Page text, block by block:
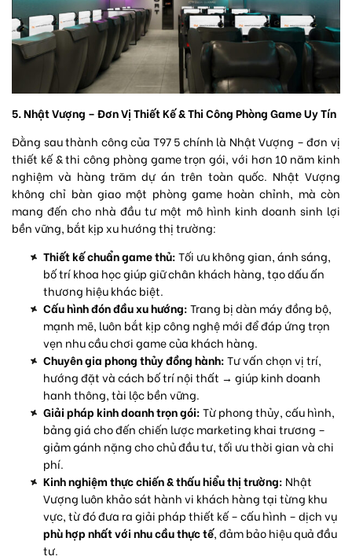
5. Nhật Vượng – Đơn Vị Thiết Kế & Thi Công Phòng Game Uy Tín
Đằng sau thành công của T97 5 chính là Nhật Vượng – đơn vị
thiết kế & thi công phòng game trọn gói, với hơn 10 năm kinh
nghiệm và hàng trăm dự án trên toàn quốc. Nhật Vượng
không chỉ bàn giao một phòng game hoàn chỉnh, mà còn
mang đến cho nhà đầu tư một mô hình kinh doanh sinh lợi
bền vững, bắt kịp xu hướng thị trường:
Thiết kế chuẩn game thủ:Tối ưu không gian, ánh sáng,
bố trí khoa học giúp giữ chân khách hàng, tạo dấu ấn
thương hiệu khác biệt.
Cấu hình đón đầu xu hướng:Trang bị dàn máy đồng bộ,
mạnh mẽ, luôn bắt kịp công nghệ mới để đáp ứng trọn
vẹn nhu cầu chơi game của khách hàng.
Chuyên gia phong thủy đồng hành:Tư vấn chọn vị trí,
hướng đặt và cách bố trí nội thất → giúp kinh doanh
hanh thông, tài lộc bền vững.
Giải pháp kinh doanh trọn gói:Từ phong thủy, cấu hình,
bảng giá cho đến chiến lược marketing khai trương –
giảm gánh nặng cho chủ đầu tư, tối ưu thời gian và chi
phí.
Kinh nghiệm thực chiến & thấu hiểu thị trường: Nhật
Vượng luôn khảo sát hành vi khách hàng tại từng khu
vực, từ đó đưa ra giải pháp thiết kế – cấu hình – dịch vụ
phù hợp nhất với nhu cầu thực tế, đảm bảo hiệu quả đầu
tư.